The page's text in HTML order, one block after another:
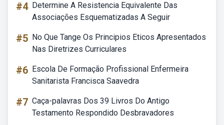
#4 Determine A Resistencia Equivalente Das
Associações Esquematizadas A Seguir
#5 No Que Tange Os Principios Eticos Apresentados
Nas Diretrizes Curriculares
#6 Escola De Formação Profissional Enfermeira
Sanitarista Francisca Saavedra
#7 Caça-palavras Dos 39 Livros Do Antigo
Testamento Respondido Desbravadores